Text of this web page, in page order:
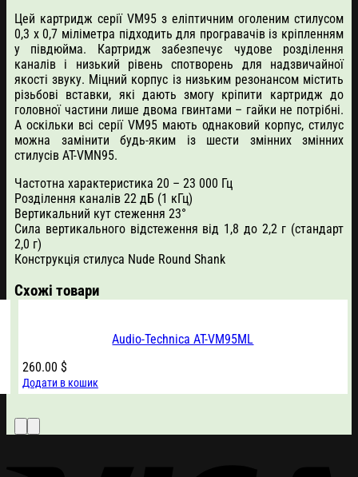
Цей картридж серії VM95 з еліптичним оголеним стилусом
0,3 x 0,7 міліметра підходить для програвачів із кріпленням
у півдюйма. Картридж забезпечує чудове розділення
каналів і низький рівень спотворень для надзвичайної
якості звуку. Міцний корпус із низьким резонансом містить
різьбові вставки, які дають змогу кріпити картридж до
головної частини лише двома гвинтами – гайки не потрібні.
А оскільки всі серії VM95 мають однаковий корпус, стилус
можна замінити будь-яким із шести змінних змінних
стилусів AT-VMN95.
Частотна характеристика 20 – 23 000 Гц
Розділення каналів 22 дБ (1 кГц)
Вертикальний кут стеження 23°
Сила вертикального відстеження від 1,8 до 2,2 г (стандарт
2,0 г)
Конструкція стилуса Nude Round Shank
Схожі товари
Audio-Technica AT-VM95ML
260.00 $
Додати в кошик